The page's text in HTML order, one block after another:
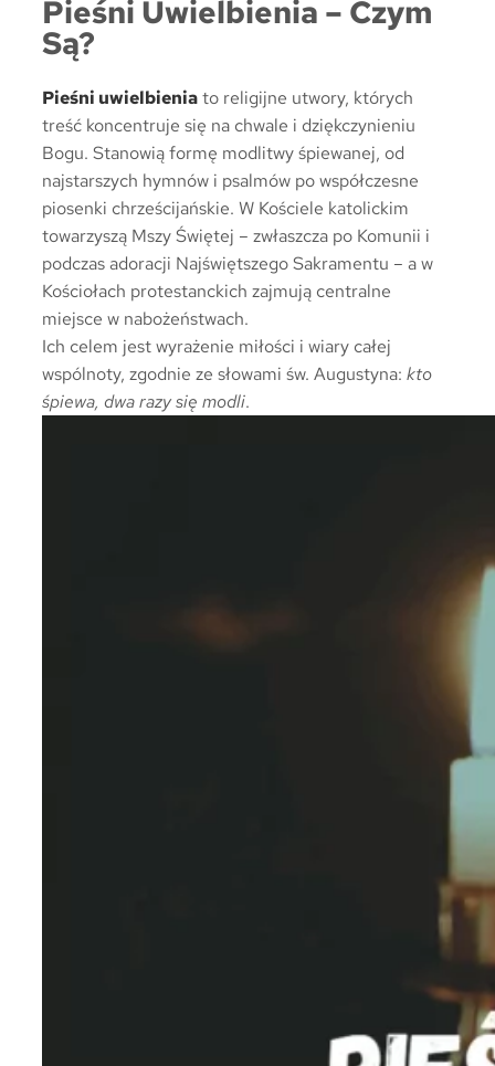
Pieśni Uwielbienia – Czym
Są?
Pieśni uwielbieniato religijne utwory, których
treść koncentruje się na chwale i dziękczynieniu
Bogu. Stanowią formę modlitwy śpiewanej, od
najstarszych hymnów i psalmów po współczesne
piosenki chrześcijańskie. W Kościele katolickim
towarzyszą Mszy Świętej – zwłaszcza po Komunii i
podczas adoracji Najświętszego Sakramentu – a w
Kościołach protestanckich zajmują centralne
miejsce w nabożeństwach.
Ich celem jest wyrażenie miłości i wiary całej
wspólnoty, zgodnie ze słowami św. Augustyna: kto
śpiewa, dwa razy się modli.